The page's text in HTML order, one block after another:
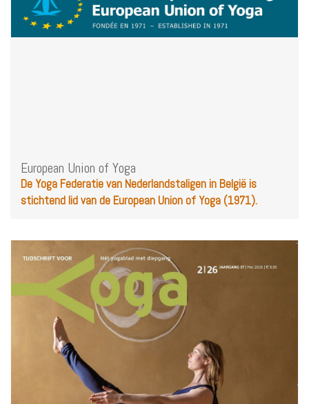
European Union of Yoga
De Yoga Federatie van Nederlandstaligen in België is
stichtend lid van de European Union of Yoga (1971).